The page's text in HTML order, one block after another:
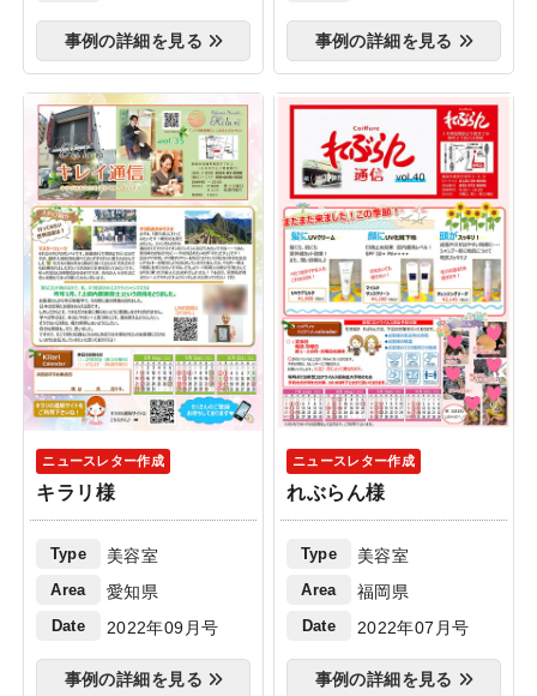
事例の詳細を見る 事例の詳細を見る
ニュースレター作成
キラリ様
Type 美容室
Area 愛知県
Date 2022年09月号
事例の詳細を見る
ニュースレター作成
れぶらん様
Type 美容室
Area 福岡県
Date 2022年07月号
事例の詳細を見る